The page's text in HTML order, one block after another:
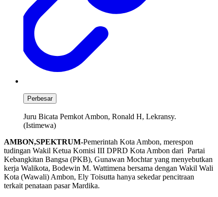
Perbesar
Juru Bicata Pemkot Ambon, Ronald H, Lekransy.
(Istimewa)
AMBON,SPEKTRUM-Pemerintah Kota Ambon, merespon
tudingan Wakil Ketua Komisi III DPRD Kota Ambon dari Partai
Kebangkitan Bangsa (PKB), Gunawan Mochtar yang menyebutkan
kerja Walikota, Bodewin M. Wattimena bersama dengan Wakil Wali
Kota (Wawali) Ambon, Ely Toisutta hanya sekedar pencitraan
terkait penataan pasar Mardika.